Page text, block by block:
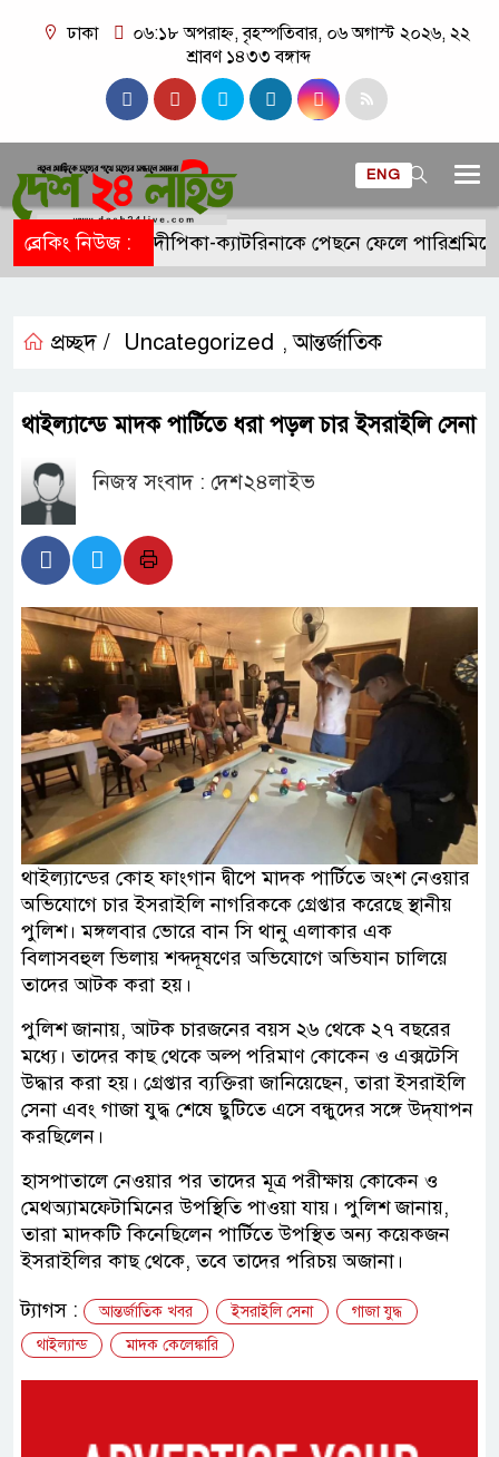
ঢাকা
০৬:১৮ অপরাহ্ন, বৃহস্পতিবার, ০৬ অগাস্ট ২০২৬, ২২
শ্রাবণ ১৪৩৩ বঙ্গাব্দ
ENG
ব্রেকিং নিউজ :দীপিকা-ক্যাটরিনাকে পেছনে ফেলে
প্রচ্ছদ / Uncategorized ,আন্তর্জাতিক
থাইল্যান্ডে মাদক পার্টিতে ধরা পড়ল চার ইসরাইলি সেনা
নিজস্ব সংবাদ : দেশ২৪লাইভ
থাইল্যান্ডের কোহ ফাংগান দ্বীপে মাদক পার্টিতে অংশ নেওয়ার
অভিযোগে চার ইসরাইলি নাগরিককে গ্রেপ্তার করেছে স্থানীয়
পুলিশ। মঙ্গলবার ভোরে বান সি থানু এলাকার এক
বিলাসবহুল ভিলায় শব্দদূষণের অভিযোগে অভিযান চালিয়ে
তাদের আটক করা হয়।
পুলিশ জানায়, আটক চারজনের বয়স ২৬ থেকে ২৭ বছরের
মধ্যে। তাদের কাছ থেকে অল্প পরিমাণ কোকেন ও এক্সটেসি
উদ্ধার করা হয়। গ্রেপ্তার ব্যক্তিরা জানিয়েছেন, তারা ইসরাইলি
সেনা এবং গাজা যুদ্ধ শেষে ছুটিতে এসে বন্ধুদের সঙ্গে উদ্‌যাপন
করছিলেন।
হাসপাতালে নেওয়ার পর তাদের মূত্র পরীক্ষায় কোকেন ও
মেথঅ্যামফেটামিনের উপস্থিতি পাওয়া যায়। পুলিশ জানায়,
তারা মাদকটি কিনেছিলেন পার্টিতে উপস্থিত অন্য কয়েকজন
ইসরাইলির কাছ থেকে, তবে তাদের পরিচয় অজানা।
ট্যাগস :
আন্তর্জাতিক খবর ইসরাইলি সেনা
গাজা যুদ্ধ
থাইল্যান্ড
মাদক কেলেঙ্কারি